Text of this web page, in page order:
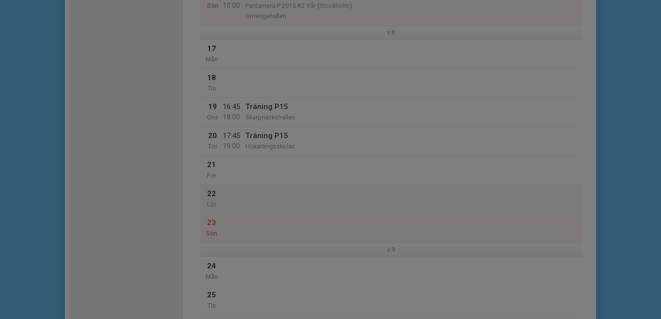
Sön
10:00
Pantamera P 2015 A2 Vår (Stockholm)
Ormingehallen
v.8
17
Mån
18
Tis
19
Ons
16:45
18:00
Träning P15
Skarpnäckshallen
20
Tor
17:45
19:00
Träning P15
Hökarängsskolan
21
Fre
22
Lör
23
Sön
v.9
24
Mån
25
Tis